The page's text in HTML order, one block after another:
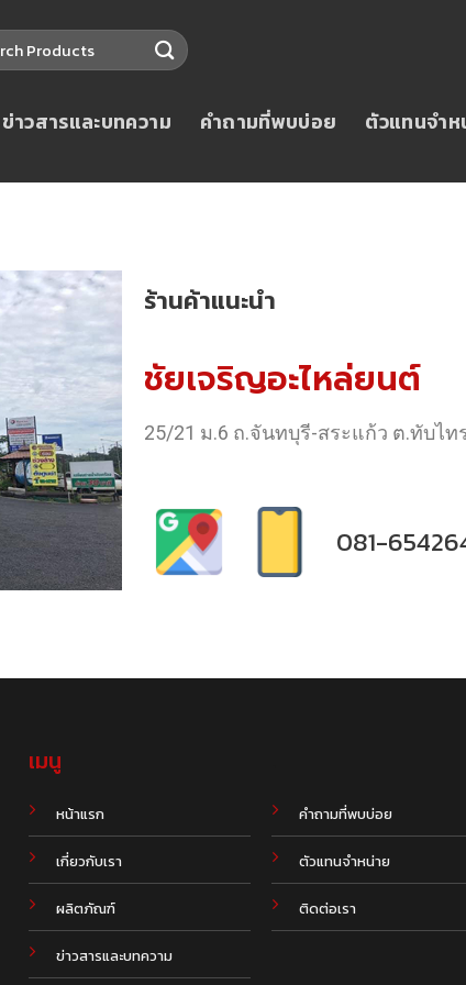
ข่าวสารและบทความ คำถามที่พบบ่อย
ตัวแทนจำห
ร้านค้าแนะนำ
ชัยเจริญอะไหล่ยนต์
25/21 ม.6 ถ.จันทบุรี-สระแก้ว ต.ทับไท
081-
เมนู
หน้าแรก
เกี่ยวกับเรา
ผลิตภัณฑ์
ข่าวสารและบทความ
คำถามที่พบบ่อย
ตัวแทนจำหน่าย
ติดต่อเรา